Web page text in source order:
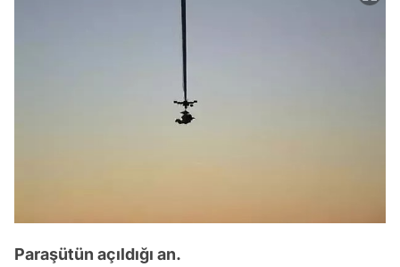
Paraşütün açıldığı an.